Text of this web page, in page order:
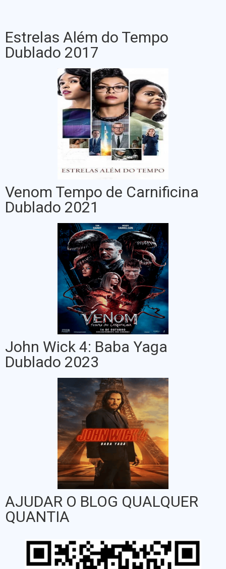
Estrelas Além do Tempo
Dublado 2017
Venom Tempo de Carnificina
Dublado 2021
John Wick 4: Baba Yaga
Dublado 2023
AJUDAR O BLOG QUALQUER
QUANTIA